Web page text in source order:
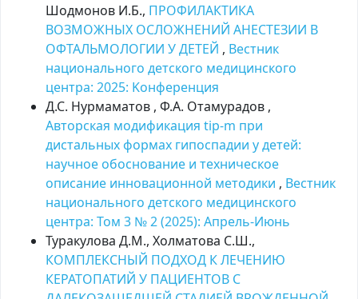
Шодмонов И.Б., ПРОФИЛАКТИКА
ВОЗМОЖНЫХ ОСЛОЖНЕНИЙ АНЕСТЕЗИИ В
ОФТАЛЬМОЛОГИИ У ДЕТЕЙ , Вестник
национального детского медицинского
центра: 2025: Kонференция
Д.С. Нурмаматов , Ф.А. Отамурадов ,
Авторская модификация tip-m при
дистальных формах гипоспадии у детей:
научное обоснование и техническое
описание инновационной методики , Вестник
национального детского медицинского
центра: Том 3 № 2 (2025): Апрель-Июнь
Туракулова Д.М., Холматова С.Ш.,
КОМПЛЕКСНЫЙ ПОДХОД К ЛЕЧЕНИЮ
КЕРАТОПАТИЙ У ПАЦИЕНТОВ С